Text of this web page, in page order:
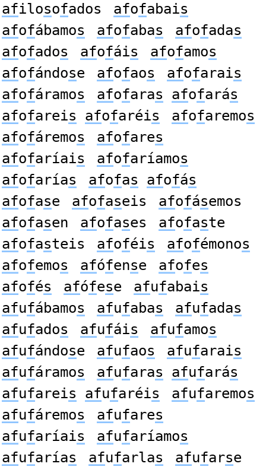
afilosofados afofabais
afofábamos afofabas afofadas
afofados afofáis afofamos
afofándose afofaos afofarais
afofáramos afofaras afofarás
afofareis afofaréis afofaremos
afofáremos afofares
afofaríais afofaríamos
afofarías afofas afofás
afofase afofaseis afofásemos
afofasen afofases afofaste
afofasteis afoféis afofémonos
afofemos afófense afofes
afofés afófese afufabais
afufábamos afufabas afufadas
afufados afufáis afufamos
afufándose afufaos afufarais
afufáramos afufaras afufarás
afufareis afufaréis afufaremos
afufáremos afufares
afufaríais afufaríamos
afufarías afufarlas afufarse